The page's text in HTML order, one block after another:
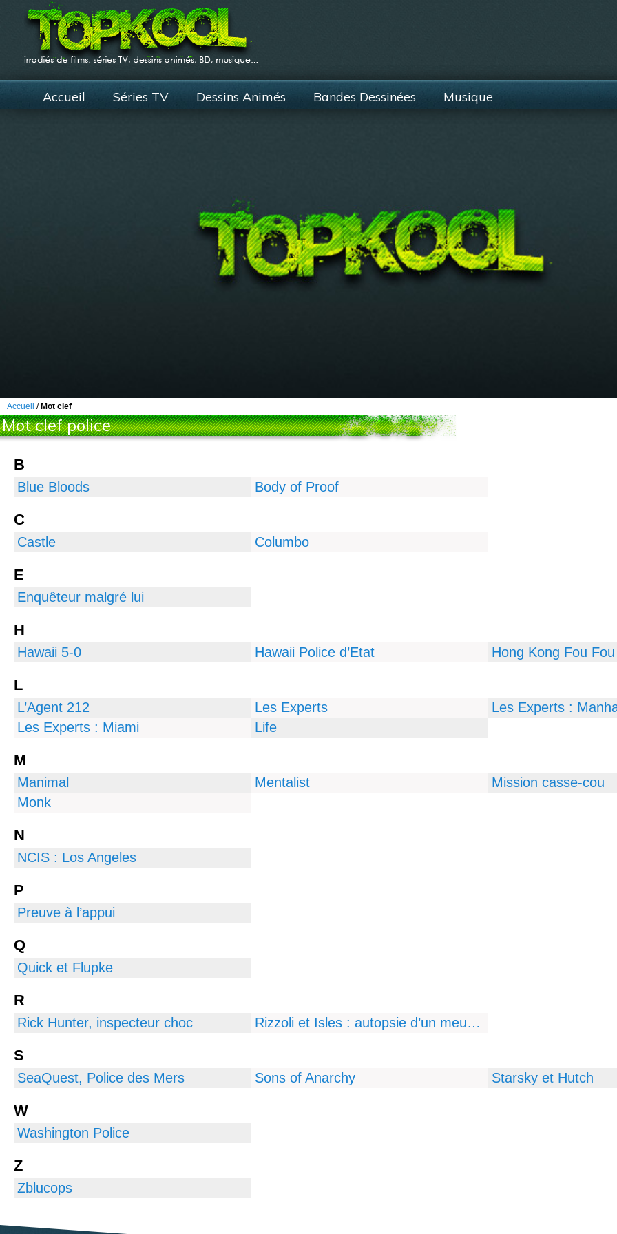
Accueil Séries TV Dessins Animés Bandes Dessinées Musique
Accueil / Mot clef
Mot clef police
B
Blue Bloods Body of Proof
C
Castle Columbo
E
Enquêteur malgré lui
H
Hawaii 5-0 Hawaii Police d’Etat Hong Kong Fou Fou
L
L’Agent 212 Les Experts
Les Experts :
Les Experts : Miami
Life
M
Manimal Mentalist
Mission casse-cou
Monk
N
NCIS : Los Angeles
P
Preuve à l’appui
Q
Quick et Flupke
R
Rick Hunter, inspecteur choc Rizzoli et Isles : autopsie d’un meurtre
S
SeaQuest, Police des Mers Sons of Anarchy Starsky et Hutch
W
Washington Police
Z
Zblucops